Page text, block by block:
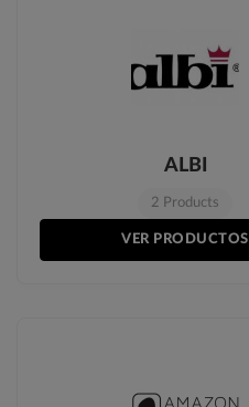
ALBI
2 Products
VER PRODUCTOS